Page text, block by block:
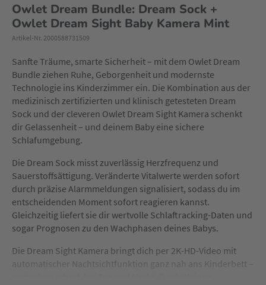
Owlet Dream Bundle: Dream Sock +
Owlet Dream Sight Baby Kamera Mint
Artikel-Nr. 2000588731509
Sanfte Träume, smarte Sicherheit – mit dem Owlet Dream
Bundle ziehen Ruhe, Geborgenheit und modernste
Technologie ins Kinderzimmer ein. Die Kombination aus der
medizinisch zertifizierten und klinisch getesteten Dream
Sock und der cleveren Owlet Dream Sight Kamera schenkt
dir Gelassenheit – und deinem Baby eine sichere
Schlafumgebung.
Die Dream Sock misst zuverlässig Herzfrequenz und
Sauerstoffsättigung. Veränderte Vitalwerte werden sofort
durch präzise Alarmmeldungen signalisiert, sodass du im
entscheidenden Moment sofort reagieren kannst.
Gleichzeitig liefert sie dir wertvolle Schlaftracking-Daten und
sogar Prognosen zu den Wachphasen deines Babys.
Die Dream Sight Kamera bringt dich per 2K-HD-Video mit
automatischer Nachtsichtfunktion ganz nah ans Kinderbett –